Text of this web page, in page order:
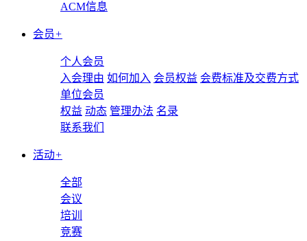
ACM信息
会员+
个人会员
入会理由 如何加入 会员权益 会费标准及交费方式
单位会员
权益 动态 管理办法 名录
联系我们
活动+
全部
会议
培训
竞赛